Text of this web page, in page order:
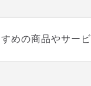
めの商品やサー